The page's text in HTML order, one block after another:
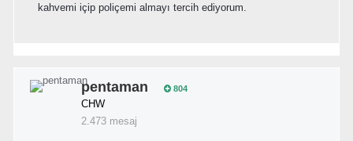
kahvemi içip poliçemi almayı tercih ediyorum.
pentaman 804
CHW
2.473 mesaj